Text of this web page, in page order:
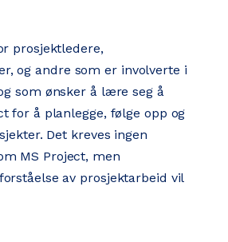
prosjektledere,
og andre som er involverte i
som ønsker å lære seg å
for å planlegge, følge opp og
Det kreves ingen
MS Project, men
av prosjektarbeid vil